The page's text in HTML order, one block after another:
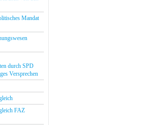
Mandat
durch SPD
Versprechen
FAZ